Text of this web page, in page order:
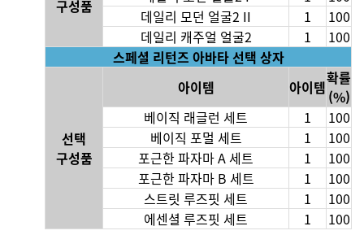
구성품
데일리 모던 얼굴2 II
1
100
데일리 캐주얼 얼굴2
1
100
스페셜 리턴즈 아바타 선택 상자
선택
구성품
아이템 아이템확률
(%)
베이직 래글런 세트
1
100
베이직 포멀 세트
1
100
포근한 파자마 A 세트
1
100
포근한 파자마 B 세트
1
100
스트릿 루즈핏 세트
1
100
에센셜 루즈핏 세트
1 100